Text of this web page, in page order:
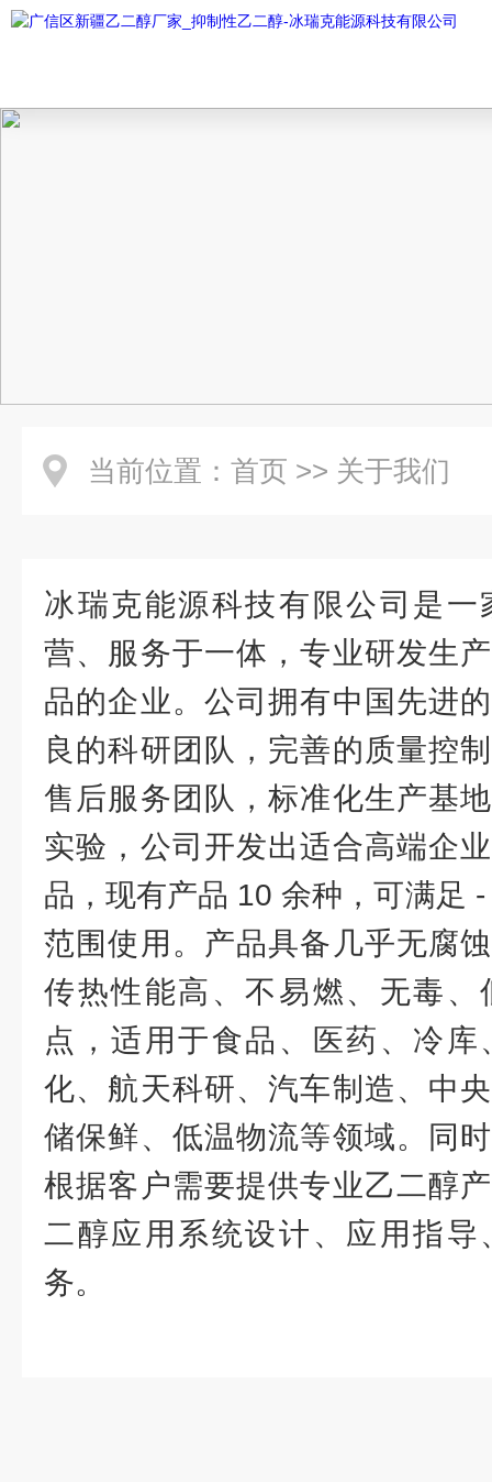
当前位置： 首页 >> 关于我们
冰瑞克能源科技有限公司是
营、服务于一体，专业研发生产
品的企业。公司拥有中国先进的
良的科研团队，完善的质量控
售后服务团队，标准化生产基
实验，公司开发出适合高端企
品，现有产品 10 余种，可满足
范围使用。产品具备几乎无腐
传热性能高、不易燃、无毒、
点，适用于食品、医药、冷
化、航天科研、汽车制造、中
储保鲜、低温物流等领域。同
根据客户需要提供专业乙二醇
二醇应用系统设计、应用指导
务。